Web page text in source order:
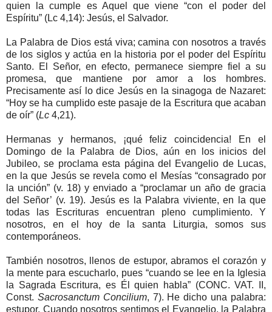
quien la cumple es Aquel que viene “con el poder del
Espíritu” (Lc 4,14): Jesús, el Salvador.
La Palabra de Dios está viva; camina con nosotros a través
de los siglos y actúa en la historia por el poder del Espíritu
Santo. El Señor, en efecto, permanece siempre fiel a su
promesa, que mantiene por amor a los hombres.
Precisamente así lo dice Jesús en la sinagoga de Nazaret:
“Hoy se ha cumplido este pasaje de la Escritura que acaban
de oír” (Lc 4,21).
Hermanas y hermanos, ¡qué feliz coincidencia! En el
Domingo de la Palabra de Dios, aún en los inicios del
Jubileo, se proclama esta página del Evangelio de Lucas,
en la que Jesús se revela como el Mesías “consagrado por
la unción” (v. 18) y enviado a “proclamar un año de gracia
del Señor’ (v. 19). Jesús es la Palabra viviente, en la que
todas las Escrituras encuentran pleno cumplimiento. Y
nosotros, en el hoy de la santa Liturgia, somos sus
contemporáneos.
También nosotros, llenos de estupor, abramos el corazón y
la mente para escucharlo, pues “cuando se lee en la Iglesia
la Sagrada Escritura, es Él quien habla” (CONC. VAT. II,
Const. Sacrosanctum Concilium, 7). He dicho una palabra:
estupor. Cuando nosotros sentimos el Evangelio, la Palabra